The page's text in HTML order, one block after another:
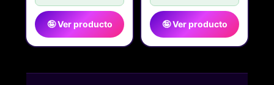
🤪 Ver producto 🤪 Ver producto